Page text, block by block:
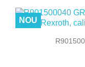
NOU